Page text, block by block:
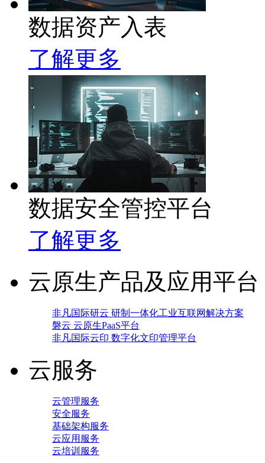
数据资产入表
了解更多
数据安全管控平台
了解更多
云原生产品及应用平台
非凡国际研云 研制一体化工业互联网解决方案
磐云 云原生PaaS平台
非凡国际云印 数字化文印管理平台
云服务
云管理服务
安全服务
基础架构服务
云应用服务
云培训服务